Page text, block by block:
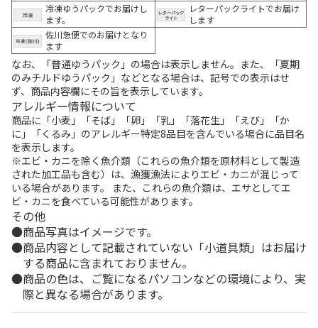
冷凍ゆうパックでお届けし
ます。
レターパックライトでお届け
します
佐川急便でのお届けとなり
ます
なお、「普通ゆうパック」の場合は表示しません。また、「夏期
のみチルドゆうパック」などとなる場合は、記号での表示はせ
ず、商品内容欄にその旨を表示しています。
アレルギー情報について
商品に「小麦」「そば」「卵」「乳」「落花生」「えび」「か
に」「くるみ」のアレルギー特定8品目を含んでいる場合に品目名
を表示します。
※エビ・カニを除く魚介類（これらの魚介類を原材料として製造
された加工品も含む）は、漁獲漁法によりエビ・カニが混じって
いる場合があります。 また、これらの魚介類は、エサとしてエ
ビ・カニを食べている可能性があります。
その他
商品写真はイメージです。
商品内容として記載されていない「小道具類」はお届け
する商品に含まれておりません。
商品の色は、ご覧になるパソコンなどの環境により、実
際と異なる場合があります。